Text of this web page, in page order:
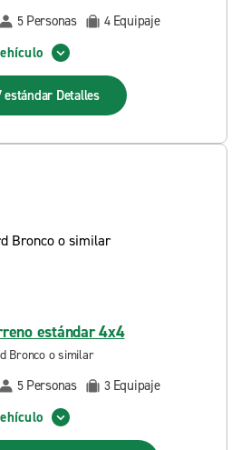
5 Personas 4 Equipaje
estándar Detalles
estándar 4x4
Bronco o similar
5 Personas 3 Equipaje